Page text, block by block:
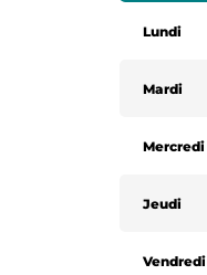
Lundi
Mardi
Mercredi
Jeudi
Vendredi